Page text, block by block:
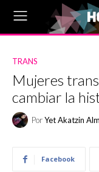
TRANS
Mujeres
cambiar la
PorYet Akatzin
Facebook